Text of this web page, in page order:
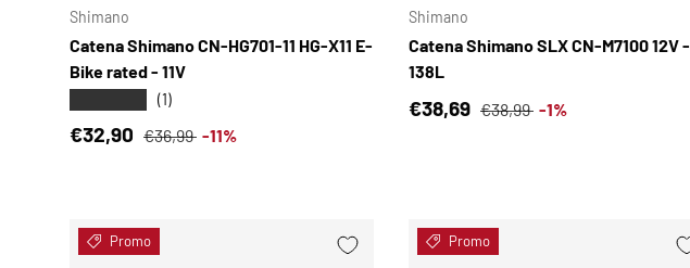
Shimano
Catena Shimano CN-HG701-11 HG-X11 E-
Bike rated - 11V
(1)
Prezzo di vendita
€32,90 Prezzo normale
€36,99 -11%
Shimano
Catena Shimano SLX CN-M7100 12V -
138L
Prezzo di vendita
€38,69 Prezzo normale
€38,99 -1%
Promo Promo